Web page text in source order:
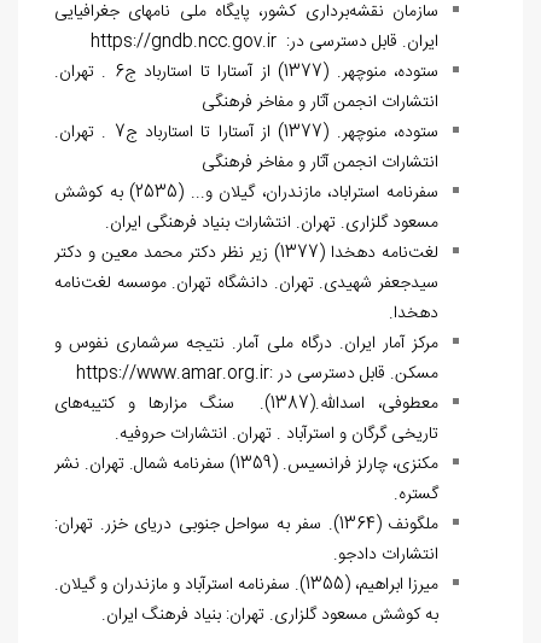
سازمان نقشه‌برداری کشور، پایگاه ملی نام‏های جغرافیایی
ایران. قابل دسترسی در: https://gndb.ncc.gov.ir
ستوده، منوچهر. (1377) از آستارا تا استارباد ج6 . تهران.
انتشارات انجمن آثار و مفاخر فرهنگی
ستوده، منوچهر. (1377) از آستارا تا استارباد ج7 . تهران.
انتشارات انجمن آثار و مفاخر فرهنگی
سفرنامه استراباد، مازندران، گیلان و... (2535) به کوشش
مسعود گلزاری. تهران. انتشارات بنیاد فرهنگی ایران.
لغت‌نامه دهخدا (1377) زیر نظر دکتر محمد معین و دکتر
سیدجعفر شهیدی. تهران. دانشگاه تهران. موسسه لغت‌نامه
دهخدا.
مرکز آمار ایران. درگاه ملی آمار. نتیجه سرشماری نفوس و
مسکن. قابل دسترسی در :https://www.amar.org.ir
معطوفی، اسدالله.(1387). سنگ مزارها و کتیبه‌های
تاریخی گرگان و استرآباد . تهران. انتشارات حروفیه.
مکنزی، چارلز فرانسیس. (1359) سفرنامه شمال. تهران. نشر
گستره.
ملگونف (1364). سفر به سواحل جنوبی دریای خزر. تهران:
انتشارات دادجو.
میرزا ابراهیم، (1355). سفرنامه استرآباد و مازندران و گیلان.
به کوشش مسعود گلزاری. تهران: بنیاد فرهنگ ایران.